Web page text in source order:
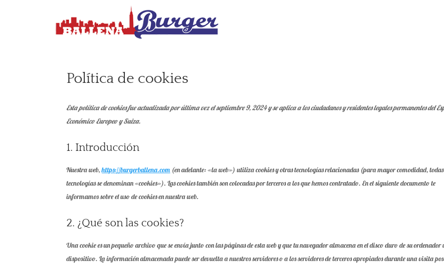
Política de cookies
Esta política de cookies fue actualizada por última vez el septiembre 9, 2024 y se aplica a los ciudadanos y residentes legales permanentes del
Económico Europeo y Suiza.
1. Introducción
Nuestra web,https://burgerballena.com (en adelante: «la web») utiliza cookies y otras tecnologías relacionadas (para mayor comodidad,
tecnologías se denominan «cookies»). Las cookies también son colocadas por terceros a los que hemos contratado. En el siguiente documento te
informamos sobre el uso de cookies en nuestra web.
2. ¿Qué son las cookies?
Una cookie es un pequeño archivo que se envía junto con las páginas de esta web y que tu navegador almacena en el disco duro de su ordenador
dispositivo. La información almacenada puede ser devuelta a nuestros servidores o a los servidores de terceros apropiados durante una visita